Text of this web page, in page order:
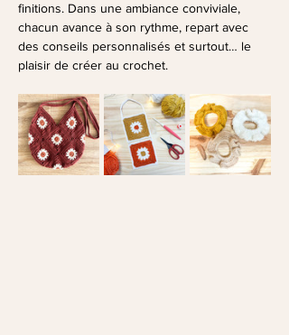
finitions. Dans une ambiance conviviale,
chacun avance à son rythme, repart avec
des conseils personnalisés et surtout… le
plaisir de créer au crochet.